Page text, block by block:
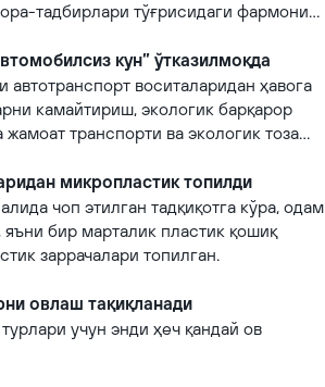
тадбирлари тўғрисидаги фармони
кўра, ҳар ойнинг 10 ва 25 санасида
ҳафта» тадбирлари ўтказиб
кун” ўтказилмоқда
воситаларидан ҳавога
камайтириш, экологик барқарор
транспорти ва экологик тоза
маданиятини
микропластик топилди
чоп этилган тадқиқотга кўра, одам
бир марталик пластик қошиқ
заррачалари топилган.
овлаш тақиқланади
учун энди ҳеч қандай ов